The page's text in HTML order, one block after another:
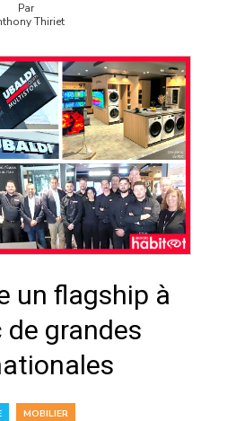
Par
Thiriet
un flagship à
grandes
MOBILIER